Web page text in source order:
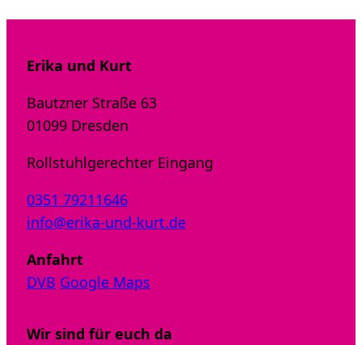
Erika und Kurt
Bautzner Straße 63
01099 Dresden
Rollstuhlgerechter Eingang
0351 79211646
info@erika-und-kurt.de
Anfahrt
DVB Google Maps
Wir sind für euch da